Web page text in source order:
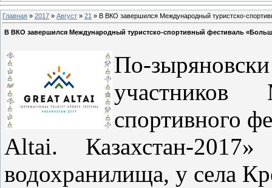
Главная » 2017 » Август » 21 » В ВКО завершился Международный туристско-
В ВКО завершился Международный туристско-спортивный фестиваль
По-
участников
спортивного
Altai. Казахстан-
водохранилища, у села